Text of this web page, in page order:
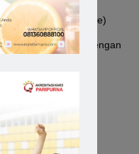
besar, AMI, stroke)
tak terkendali dengan
berat